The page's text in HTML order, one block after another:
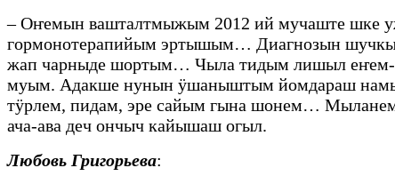
– Оҥемын вашталтмыжым 2012 ий мучаште шке
гормонотерапийым эртышым… Диагнозын
жап чарныде шортым… Чыла тидым лишыл
муым. Адакше нунын ӱшаныштым йомдараш
тӱрлем, пидам, эре сайым гына шонем…
ача-ава деч ончыч кайышаш огыл.
Любовь Григорьева: